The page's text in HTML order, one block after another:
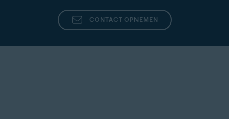
CONTACT OPNEMEN